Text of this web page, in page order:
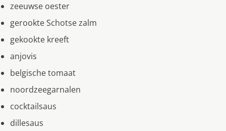
zeeuwse oester
gerookte Schotse zalm
gekookte kreeft
anjovis
belgische tomaat
noordzeegarnalen
cocktailsaus
dillesaus